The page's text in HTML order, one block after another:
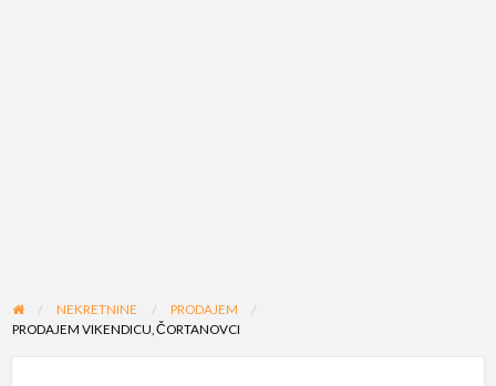
NEKRETNINE
PRODAJEM
PRODAJEM VIKENDICU, ČORTANOVCI